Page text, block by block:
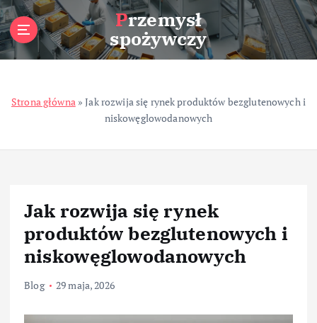
S
k
i
p
t
Przemysł
spożywczy
Strona główna »Jak rozwija się rynek produktów bezglutenowych i
niskowęglowodanowych
Jak rozwija się rynek
produktów bezglutenowych i
niskowęglowodanowych
Blog 29 maja, 2026